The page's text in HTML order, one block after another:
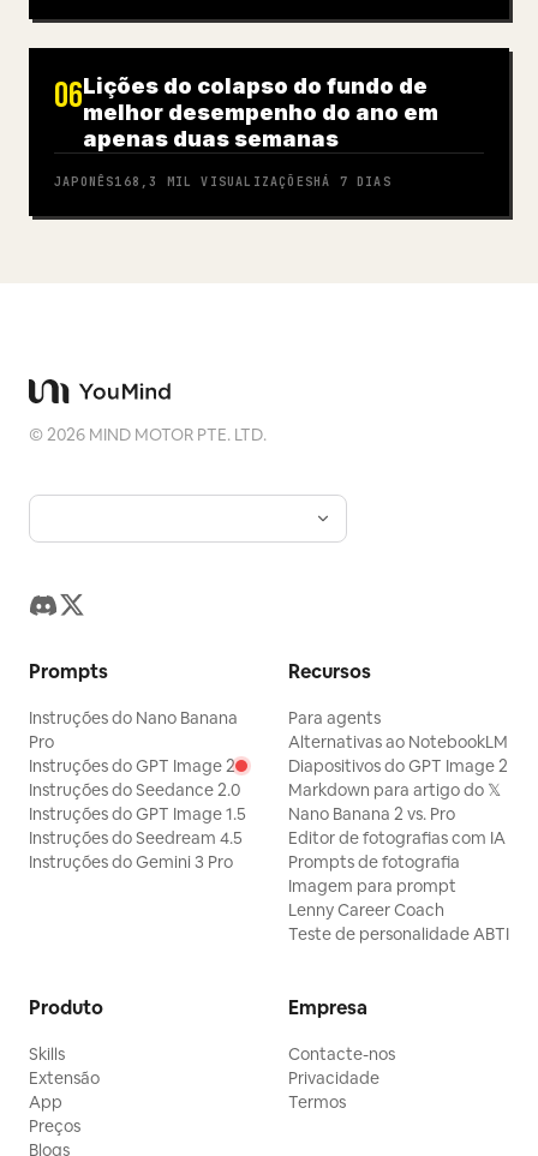
06Lições do colapso do fundo de
melhor desempenho do ano em
apenas duas semanas
JAPONÊS168,3 MIL VISUALIZAÇÕESHÁ 7 DIAS
©2026 MIND MOTOR PTE. LTD.
Prompts
Instruções do Nano Banana
Pro
Instruções do GPT Image 2
Instruções do Seedance 2.0
Instruções do GPT Image 1.5
Instruções do Seedream 4.5
Instruções do Gemini 3 Pro
Recursos
Para agents
Alternativas ao NotebookLM
Diapositivos do GPT Image 2
Markdown para artigo do 𝕏
Nano Banana 2 vs. Pro
Editor de fotografias com IA
Prompts de fotografia
Imagem para prompt
Lenny Career Coach
Teste de personalidade ABTI
Produto
Skills
Extensão
App
Preços
Blogs
Empresa
Contacte-nos
Privacidade
Termos